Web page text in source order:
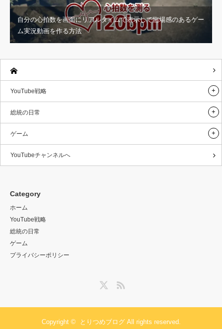
自分の心拍数を画面にリアルタイムで表示して臨場感のあるゲー
ム実況動画を作る方法
YouTube戦略
総統の日常
ゲーム
YouTubeチャンネルへ
Category
ホーム
YouTube戦略
総統の日常
ゲーム
プライバシーポリシー
Copyright © とりつめブログAll rights reserved.